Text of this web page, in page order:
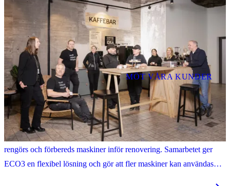
MÖT VÅRA KUNDER
”Samhall är en viktig del av vår verksamhet”
ECO3 i Arvika återvinner kaffemaskiner. Tillsammans med Samhall
rengörs och förbereds maskiner inför renovering. Samarbetet ger
ECO3 en flexibel lösning och gör att fler maskiner kan användas